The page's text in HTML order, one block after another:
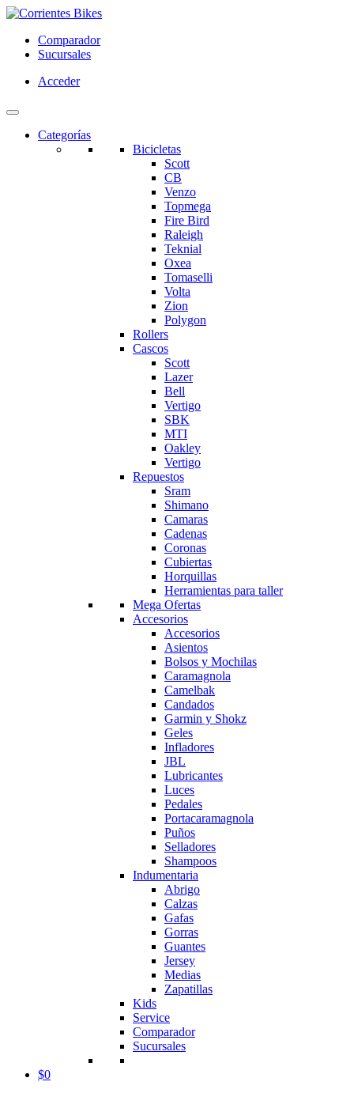
Comparador
Sucursales
Acceder
Categorías
Bicicletas
Scott
CB
Venzo
Topmega
Fire Bird
Raleigh
Teknial
Oxea
Tomaselli
Volta
Zion
Polygon
Rollers
Cascos
Scott
Lazer
Bell
Vertigo
SBK
MTI
Oakley
Vertigo
Repuestos
Sram
Shimano
Camaras
Cadenas
Coronas
Cubiertas
Horquillas
Herramientas para taller
Mega Ofertas
Accesorios
Accesorios
Asientos
Bolsos y Mochilas
Caramagnola
Camelbak
Candados
Garmin y Shokz
Geles
Infladores
JBL
Lubricantes
Luces
Pedales
Portacaramagnola
Puños
Selladores
Shampoos
Indumentaria
Abrigo
Calzas
Gafas
Gorras
Guantes
Jersey
Medias
Zapatillas
Kids
Service
Comparador
Sucursales
$0